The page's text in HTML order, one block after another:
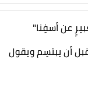
عن أسفِنا"
أن يبتسِم ويقول